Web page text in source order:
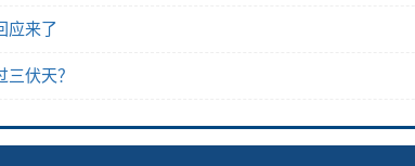
应来了
伏天？